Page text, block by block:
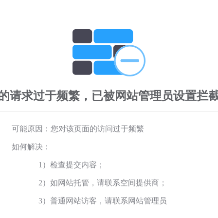
请求过于频繁，已被网站管理员设置拦
可能原因：您对该页面的访问过于频繁
如何解决：
1）检查提交内容；
2）如网站托管，请联系空间提供商；
3）普通网站访客，请联系网站管理员